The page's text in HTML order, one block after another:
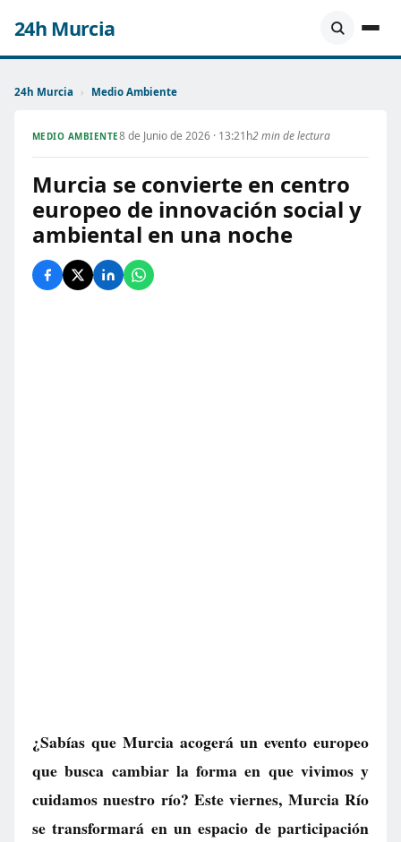
24h Murcia
24h Murcia › Medio Ambiente
MEDIO AMBIENTE8 de Junio de 2026 · 13:21h2 min de lectura
Murcia se convierte en centro
europeo de innovación social y
ambiental en una noche
¿Sabías que Murcia acogerá un evento europeo
que busca cambiar la forma en que vivimos y
cuidamos nuestro río? Este viernes, Murcia Río
se transformará en un espacio de participación